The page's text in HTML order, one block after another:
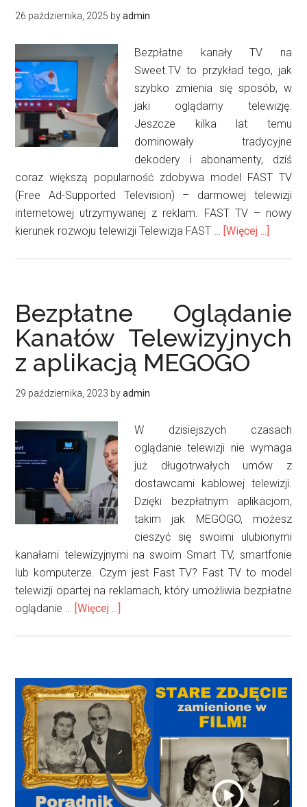
26 października, 2025 byadmin
Bezpłatne kanały TV na
Sweet.TV to przykład tego, jak
szybko zmienia się sposób, w
jaki oglądamy telewizję.
Jeszcze kilka lat temu
dominowały tradycyjne
dekodery i abonamenty, dziś
coraz większą popularność zdobywa model FAST TV
(Free Ad-Supported Television) – darmowej telewizji
internetowej utrzymywanej z reklam. FAST TV – nowy
kierunek rozwoju telewizji Telewizja FAST … [Więcej ...]
–
czy
Bezpłatne Oglądanie
Kanałów Telewizyjnych
z aplikacją MEGOGO
29 października, 2023 byadmin
W dzisiejszych czasach
oglądanie telewizji nie wymaga
już długotrwałych umów z
dostawcami kablowej telewizji.
Dzięki bezpłatnym aplikacjom,
takim jak MEGOGO, możesz
cieszyć się swoimi ulubionymi
kanałami telewizyjnymi na swoim Smart TV, smartfonie
lub komputerze. Czym jest Fast TV? Fast TV to model
telewizji opartej na reklamach, który umożliwia bezpłatne
oglądanie … [Więcej ...]
z
aplikacją
MEGOGO
Pierwszy
panel
boczny